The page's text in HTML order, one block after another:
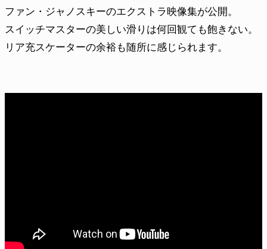
ファン・ジャノスキーのエクストラ映像集が公開。
スイッチマスターの美しい滑りは何回観ても飽きない。
リア充スケーターの余裕も随所に感じられます。